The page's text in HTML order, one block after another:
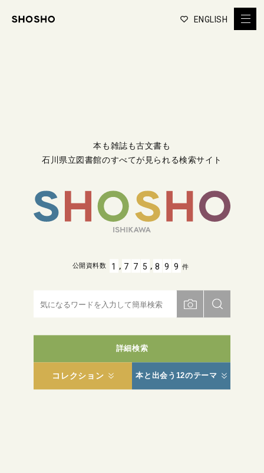
ENGLISH
本も雑誌も古文書も
石川県立図書館のすべてが見られる検索サイト
詳細検索
コレクション 本と出会う12のテーマ
公開資料数 1 , 7 7 5 , 8 9 9 件